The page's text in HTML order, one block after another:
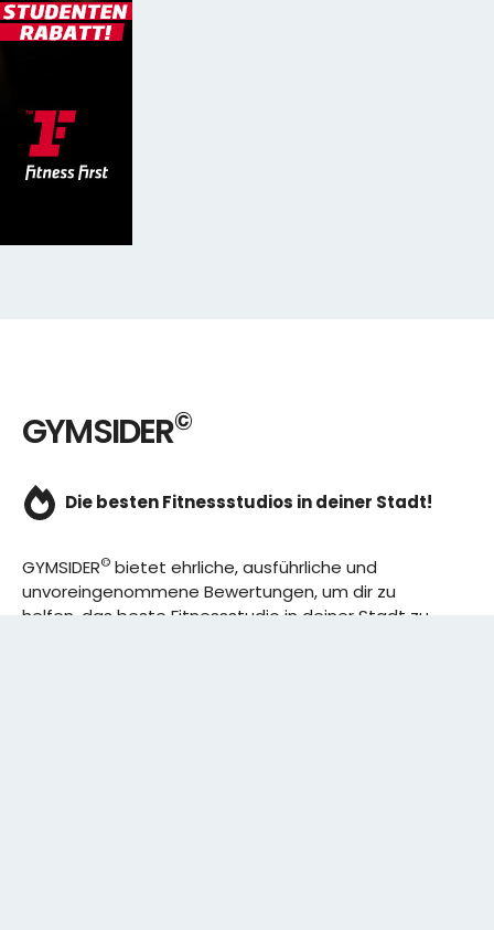
GYMSIDER©
Die besten Fitnessstudios in deiner Stadt!
GYMSIDER© bietet ehrliche, ausführliche und
unvoreingenommene Bewertungen, um dir zu
helfen, das beste Fitnessstudio in deiner Stadt zu